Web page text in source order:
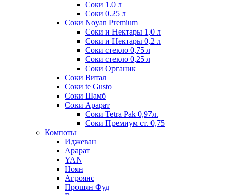
Соки 1.0 л
Соки 0.25 л
Соки Noyan Premium
Соки и Нектары 1,0 л
Соки и Нектары 0,2 л
Соки стекло 0,75 л
Соки стекло 0,25 л
Соки Органик
Соки Витал
Соки te Gusto
Соки Шамб
Соки Арарат
Соки Tetra Pak 0,97л.
Соки Премиум ст. 0,75
Компоты
Иджеван
Арарат
YAN
Ноян
Агроянс
Прошян Фуд